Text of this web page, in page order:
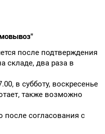
после подтверждения
складе, два раза в
в субботу, воскресенье
также возможно
после согласования с